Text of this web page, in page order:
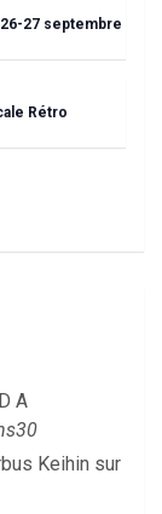
27 septembre
Rétro
A
Keihin sur